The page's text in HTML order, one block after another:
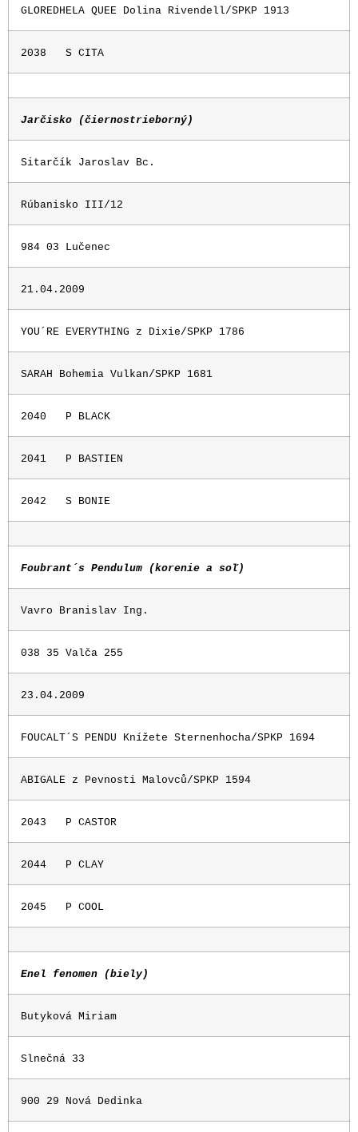
GLOREDHELA QUEE Dolina Rivendell/SPKP 1913
2038 S CITA
Jarčisko (čiernostrieborný)
Sitarčík Jaroslav Bc.
Rúbanisko III/12
984 03 Lučenec
21.04.2009
YOU´RE EVERYTHING z Dixie/SPKP 1786
SARAH Bohemia Vulkan/SPKP 1681
2040 P BLACK
2041 P BASTIEN
2042 S BONIE
Foubrant´s Pendulum (korenie a soľ)
Vavro Branislav Ing.
038 35 Valča 255
23.04.2009
FOUCALT´S PENDU Knížete Sternenhocha/SPKP 1694
ABIGALE z Pevnosti Malovců/SPKP 1594
2043 P CASTOR
2044 P CLAY
2045 P COOL
Enel fenomen (biely)
Butyková Miriam
Slnečná 33
900 29 Nová Dedinka